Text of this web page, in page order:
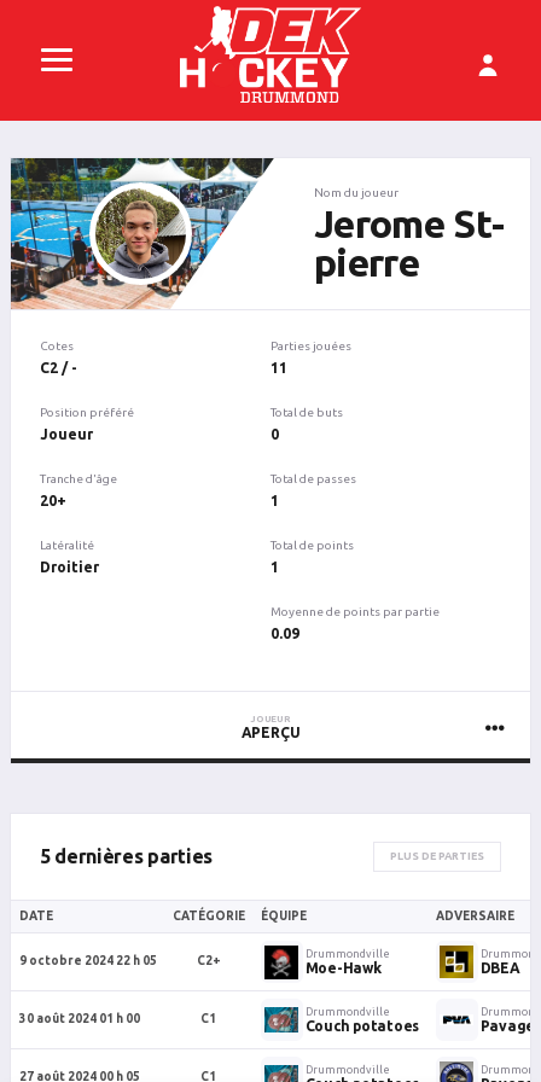
Nom du joueur
Jerome St-
pierre
Cotes
C2 / -
Position préféré
Joueur
Tranche d'âge
20+
Latéralité
Droitier
Parties jouées
11
Total de buts
0
Total de passes
1
Total de points
1
Moyenne de points par partie
0.09
JOUEUR
APERÇU
5 dernières parties PLUS DE PARTIES
DATE CATÉGORIE ÉQUIPE ADVERSAIRE
9 octobre 2024 22 h 05 C2+
Drummondville
Moe-Hawk DBEA
30 août 2024 01 h 00 C1
Drummondville
Couch potatoes Pavage
27 août 2024 00 h 05 C1
Drummondville